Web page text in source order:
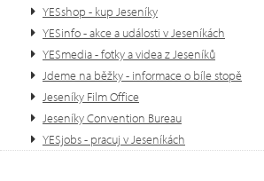
YESshop - kup Jeseníky
YESinfo - akce a události v Jeseníkách
YESmedia - fotky a videa z Jeseníků
Jdeme na běžky - informace o bíle stopě
Jeseníky Film Office
Jeseníky Convention Bureau
YESjobs - pracuj v Jeseníkách